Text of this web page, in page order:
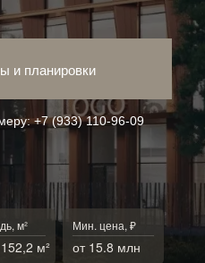
и планировки
+7 (933) 110-96-09
от 15.8 млн
Мин. цена, ₽
м²
м²